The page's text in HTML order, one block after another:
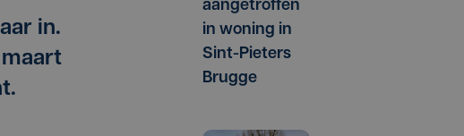
in.
maart
aangetroffen
in woning in
Sint-Pieters
Brugge